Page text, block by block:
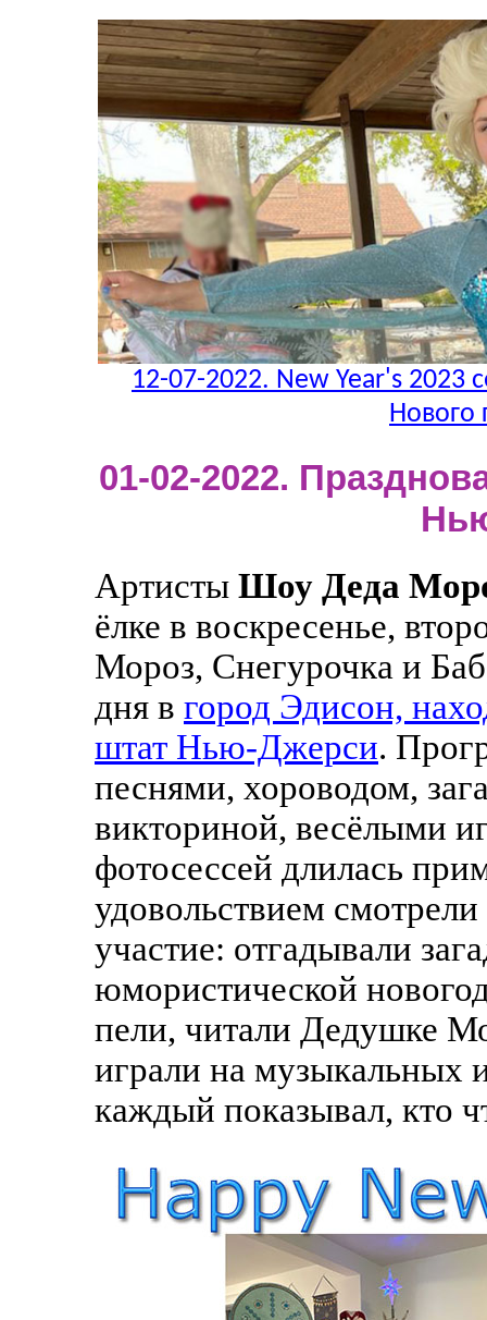
12-07-2022. New Year's 2023
Нового
01-02-2022.
Артисты Шоу Деда
ёлке в воскресенье,
Мороз, Снегурочка и
дня в город Эдисон,
штат Нью-Джерси.
песнями, хороводом,
викториной, весёлыми
фотосессей длилась
удовольствием
участие: отгадывали
юмористической
пели, читали Дедушке
играли на музыкальных
каждый показывал, кто